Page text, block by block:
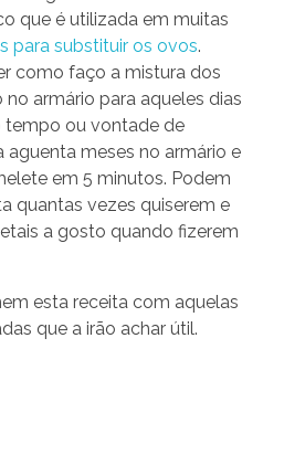
que é utilizada em muitas
para substituir os ovos.
como faço a mistura dos
armário para aqueles dias
tempo ou vontade de
aguenta meses no armário e
em 5 minutos. Podem
quantas vezes quiserem e
a gosto quando fizerem
esta receita com aquelas
que a irão achar útil.